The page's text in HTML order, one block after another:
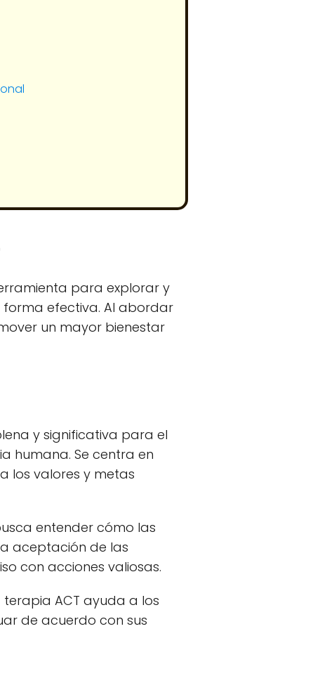
para explorar y
efectiva. Al abordar
un mayor bienestar
y significativa para el
humana. Se centra en
los valores y metas
entender cómo las
aceptación de las
con acciones valiosas.
ACT ayuda a los
de acuerdo con sus